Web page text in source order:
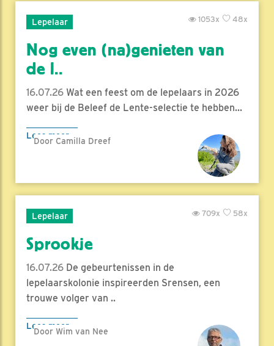
Lepelaar 48x
1053x
Nog even (na)genieten van
de l..
16.07.26 Wat een feest om de lepelaars in 2026
weer bij de Beleef de Lente-selectie te hebben...
Lees meer
Door Camilla Dreef
Lepelaar 58x
709x
Sprookje
16.07.26 De gebeurtenissen in de
lepelaarskolonie inspireerden Srensen, een
trouwe volger van ..
Lees meer
Door Wim van Nee